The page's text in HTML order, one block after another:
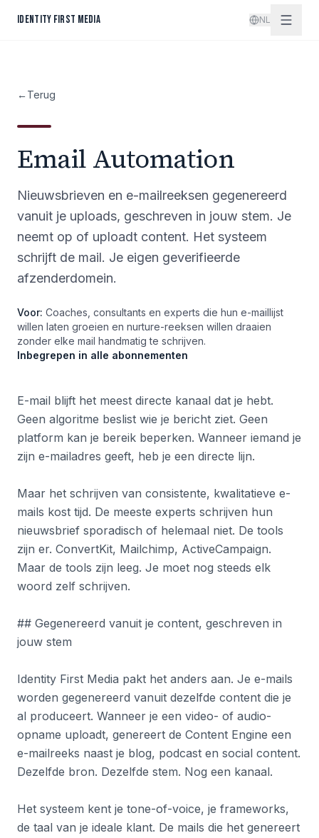
IDENTITY FIRST MEDIA NL
←Terug
Email Automation
Nieuwsbrieven en e-mailreeksen gegenereerd
vanuit je uploads, geschreven in jouw stem. Je
neemt op of uploadt content. Het systeem
schrijft de mail. Je eigen geverifieerde
afzenderdomein.
Voor: Coaches, consultants en experts die hun e-maillijst
willen laten groeien en nurture-reeksen willen draaien
zonder elke mail handmatig te schrijven.
Inbegrepen in alle abonnementen
E-mail blijft het meest directe kanaal dat je hebt.
Geen algoritme beslist wie je bericht ziet. Geen
platform kan je bereik beperken. Wanneer iemand je
zijn e-mailadres geeft, heb je een directe lijn.
Maar het schrijven van consistente, kwalitatieve e-
mails kost tijd. De meeste experts schrijven hun
nieuwsbrief sporadisch of helemaal niet. De tools
zijn er. ConvertKit, Mailchimp, ActiveCampaign.
Maar de tools zijn leeg. Je moet nog steeds elk
woord zelf schrijven.
## Gegenereerd vanuit je content, geschreven in
jouw stem
Identity First Media pakt het anders aan. Je e-mails
worden gegenereerd vanuit dezelfde content die je
al produceert. Wanneer je een video- of audio-
opname uploadt, genereert de Content Engine een
e-mailreeks naast je blog, podcast en social content.
Dezelfde bron. Dezelfde stem. Nog een kanaal.
Het systeem kent je tone-of-voice, je frameworks,
de taal van je ideale klant. De mails die het genereert